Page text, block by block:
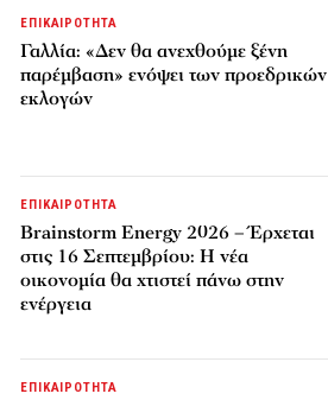
ΕΠΙΚΑΙΡΟΤΗΤΑ
Γαλλία: «Δεν θα ανεχθούμε ξένη
παρέμβαση» ενόψει των προεδρικών
εκλογών
ΕΠΙΚΑΙΡΟΤΗΤΑ
Brainstorm Energy 2026 – Έρχεται
στις 16 Σεπτεμβρίου: Η νέα
οικονομία θα χτιστεί πάνω στην
ενέργεια
ΕΠΙΚΑΙΡΟΤΗΤΑ